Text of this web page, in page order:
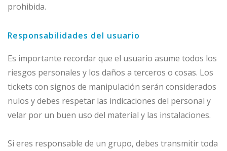
prohibida.
Responsabilidades del usuario
Es importante recordar que el usuario asume todos los
riesgos personales y los daños a terceros o cosas. Los
tickets con signos de manipulación serán considerados
nulos y debes respetar las indicaciones del personal y
velar por un buen uso del material y las instalaciones.
Si eres responsable de un grupo, debes transmitir toda